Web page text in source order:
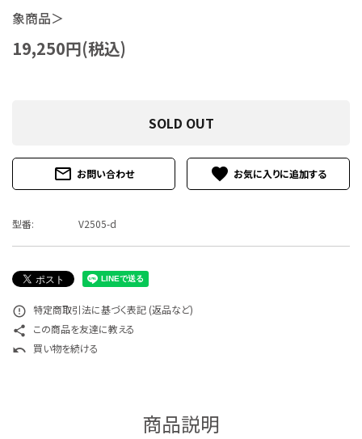
象商品＞
19,250円(税込)
SOLD OUT
mail_outline お問い合わせ favorite
型番: V2505-d
error_outline 特定商取引法に基づく表記 (返品など)
share この商品を友達に教える
undo 買い物を続ける
商品説明